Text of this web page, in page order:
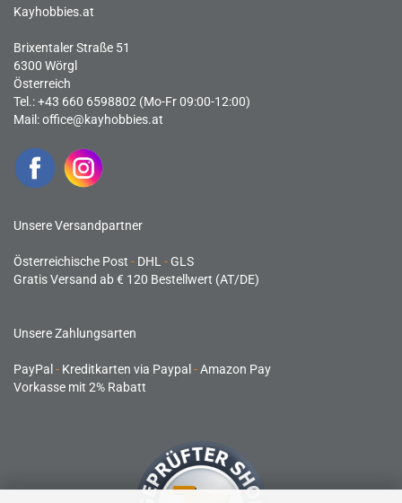
Kayhobbies.at
Brixentaler Straße 51
6300 Wörgl
Österreich
Tel.: +43 660 6598802 (Mo-Fr 09:00-12:00)
Mail:office@kayhobbies.at
Unsere Versandpartner
Österreichische Post - DHL -GLS
Gratis Versand ab € 120 Bestellwert (AT/DE)
Unsere Zahlungsarten
PayPal - Kreditkarten via Paypal -Amazon Pay
Vorkasse mit 2% Rabatt